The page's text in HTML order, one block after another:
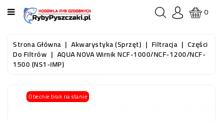
KATEGORIA
STRONA
GŁÓWNA
AKWARIOWE
0
Strona Główna Akwarystyka (sprzęt) Filtracja Części
Do Filtrów AQUA NOVA Wirnik NCF-1000/NCF-1200/NCF-
1500 (NS1-IMP)
Obecnie brak na stanie